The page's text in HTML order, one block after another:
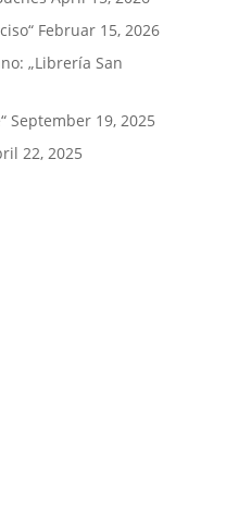
Februar 15, 2026
„Librería San
September 19, 2025
22, 2025